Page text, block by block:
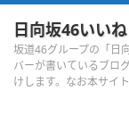
日向坂46いいね
坂道46グループの「日
バーが書いているブロ
けします。なお本サイ